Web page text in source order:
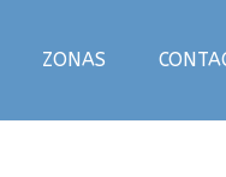
ZONAS